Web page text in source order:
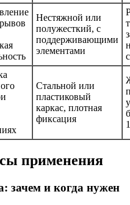
Нестяжной или
полужесткий, с
поддерживающими
элементами
Стальной или
пластиковый
каркас, плотная
фиксация
применения
зачем и когда нужен